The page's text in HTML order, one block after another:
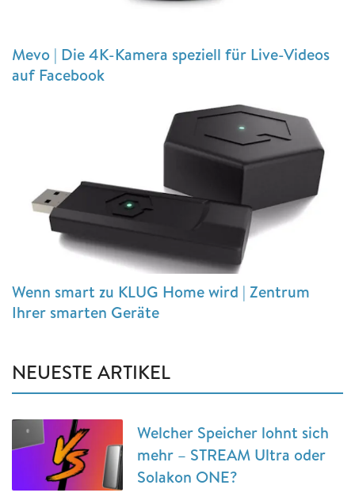
Mevo | Die 4K-Kamera speziell für Live-Videos
auf Facebook
Wenn smart zu KLUG Home wird | Zentrum
Ihrer smarten Geräte
NEUESTE ARTIKEL
Welcher Speicher lohnt sich
mehr – STREAM Ultra oder
Solakon ONE?